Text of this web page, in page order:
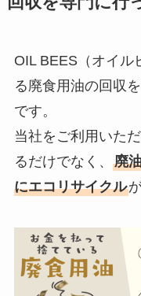
OIL BEES（オイル
る廃食用油の回収
です。
当社をご利用いた
るだけでなく、 廃
にエコリサイクル